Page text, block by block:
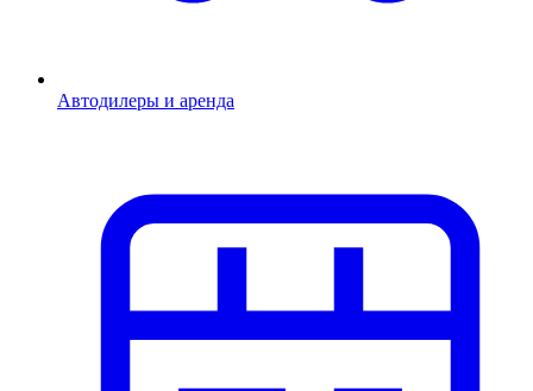
Автодилеры и аренда